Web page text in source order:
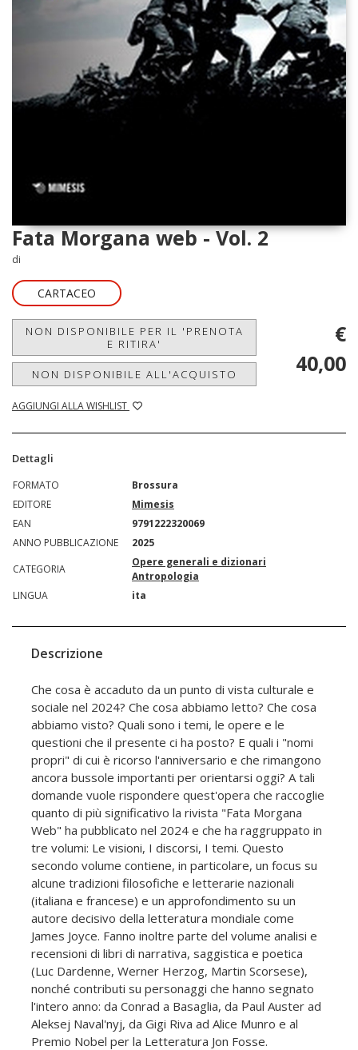
Fata Morgana web - Vol. 2
di
CARTACEO
NON DISPONIBILE PER IL 'PRENOTA
E RITIRA'
NON DISPONIBILE ALL'ACQUISTO
AGGIUNGI ALLA WISHLIST
€
40,00
Dettagli
FORMATO
Brossura
EDITORE
Mimesis
EAN
9791222320069
ANNO PUBBLICAZIONE
2025
CATEGORIA
Opere generali e dizionari
Antropologia
LINGUA
ita
Descrizione
Che cosa è accaduto da un punto di vista culturale e
sociale nel 2024? Che cosa abbiamo letto? Che cosa
abbiamo visto? Quali sono i temi, le opere e le
questioni che il presente ci ha posto? E quali i "nomi
propri" di cui è ricorso l'anniversario e che rimangono
ancora bussole importanti per orientarsi oggi? A tali
domande vuole rispondere quest'opera che raccoglie
quanto di più significativo la rivista "Fata Morgana
Web" ha pubblicato nel 2024 e che ha raggruppato in
tre volumi: Le visioni, I discorsi, I temi. Questo
secondo volume contiene, in particolare, un focus su
alcune tradizioni filosofiche e letterarie nazionali
(italiana e francese) e un approfondimento su un
autore decisivo della letteratura mondiale come
James Joyce. Fanno inoltre parte del volume analisi e
recensioni di libri di narrativa, saggistica e poetica
(Luc Dardenne, Werner Herzog, Martin Scorsese),
nonché contributi su personaggi che hanno segnato
l'intero anno: da Conrad a Basaglia, da Paul Auster ad
Aleksej Naval'nyj, da Gigi Riva ad Alice Munro e al
Premio Nobel per la Letteratura Jon Fosse.